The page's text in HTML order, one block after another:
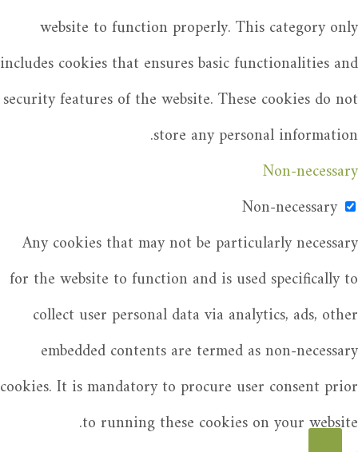
website to function properly. This category only
includes cookies that ensures basic functionalities and
security features of the website. These cookies do not
store any personal information.
Non-necessary
Non-necessary
Any cookies that may not be particularly necessary
for the website to function and is used specifically to
collect user personal data via analytics, ads, other
embedded contents are termed as non-necessary
cookies. It is mandatory to procure user consent prior
to running these cookies on your website.